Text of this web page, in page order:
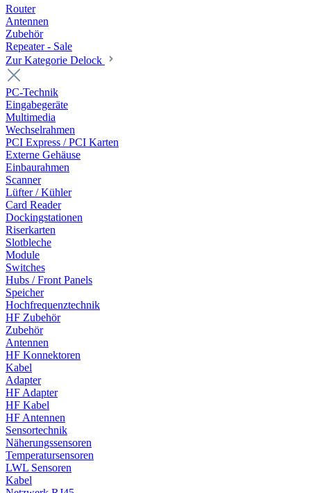
Router
Antennen
Zubehör
Repeater - Sale
Zur Kategorie Delock
PC-Technik
Eingabegeräte
Multimedia
Wechselrahmen
PCI Express / PCI Karten
Externe Gehäuse
Einbaurahmen
Scanner
Lüfter / Kühler
Card Reader
Dockingstationen
Riserkarten
Slotbleche
Module
Switches
Hubs / Front Panels
Speicher
Hochfrequenztechnik
HF Zubehör
Zubehör
Antennen
HF Konnektoren
Kabel
Adapter
HF Adapter
HF Kabel
HF Antennen
Sensortechnik
Näherungssensoren
Temperatursensoren
LWL Sensoren
Kabel